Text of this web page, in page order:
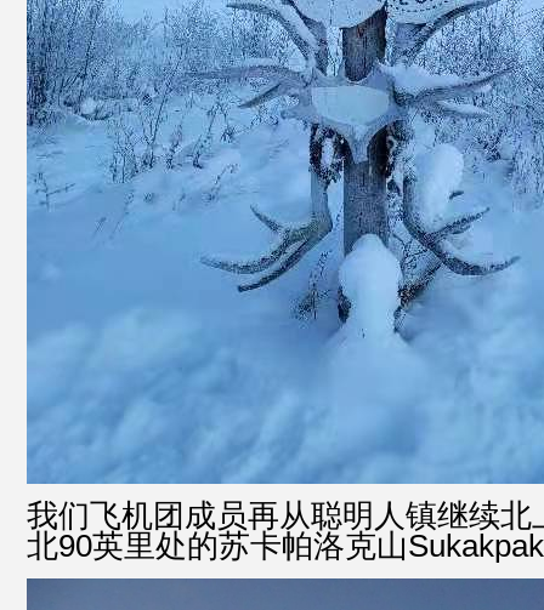
我们飞机团成员再从聪明人镇继续北
北90英里处的苏卡帕洛克山